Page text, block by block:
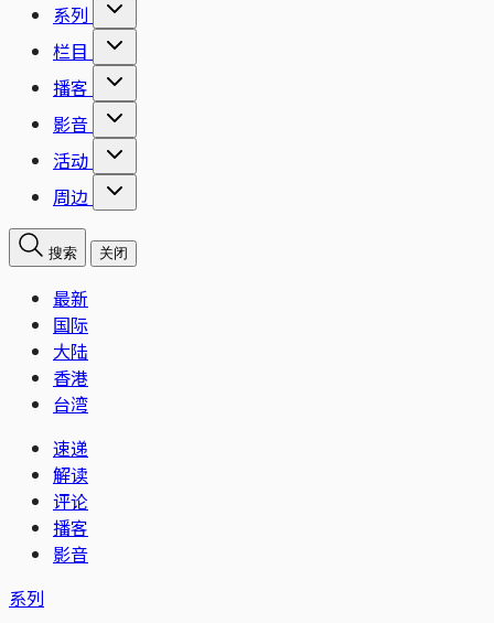
系列
栏目
播客
影音
活动
周边
搜索 关闭
最新
国际
大陆
香港
台湾
速递
解读
评论
播客
影音
系列